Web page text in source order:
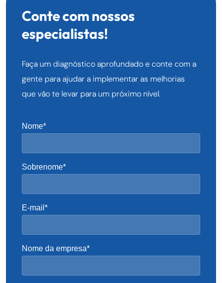
Conte com nossos
especialistas!
Faça um diagnóstico aprofundado e conte com a
gente para ajudar a implementar as melhorias
que vão te levar para um próximo nível.